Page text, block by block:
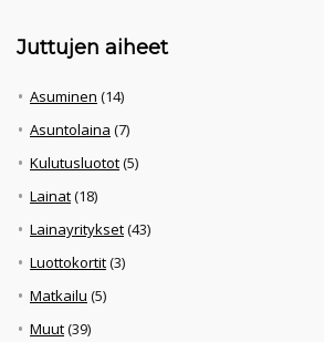
Juttujen aiheet
Asuminen (14)
Asuntolaina (7)
Kulutusluotot(5)
Lainat(18)
Lainayritykset(43)
Luottokortit(3)
Matkailu (5)
Muut(39)